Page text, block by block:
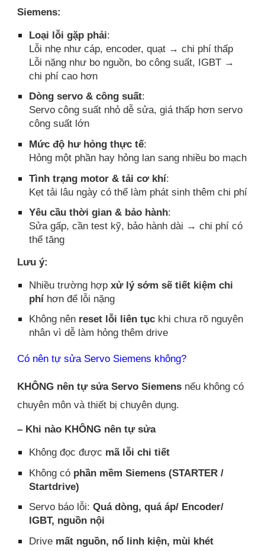
Siemens:
Loại lỗi gặp phải:
Lỗi nhẹ như cáp, encoder, quạt → chi phí thấp
Lỗi nặng như bo nguồn, bo công suất, IGBT →
chi phí cao hơn
Dòng servo & công suất:
Servo công suất nhỏ dễ sửa, giá thấp hơn servo
công suất lớn
Mức độ hư hỏng thực tế:
Hỏng một phần hay hỏng lan sang nhiều bo mạch
Tình trạng motor & tải cơ khí:
Kẹt tải lâu ngày có thể làm phát sinh thêm chi phí
Yêu cầu thời gian & bảo hành:
Sửa gấp, cần test kỹ, bảo hành dài → chi phí có
thể tăng
Lưu ý:
Nhiều trường hợpxử lý sớm sẽ tiết kiệm chi
phí hơn để lỗi nặng
Không nên reset lỗi liên tục khi chưa rõ nguyên
nhân vì dễ làm hỏng thêm drive
Có nên tự sửa Servo Siemens không?
KHÔNG nên tự sửa Servo Siemens nếu không có
chuyên môn và thiết bị chuyên dụng.
– Khi nào KHÔNG nên tự sửa
Không đọc được mã lỗi chi tiết
Không có phần mềm Siemens (STARTER /
Startdrive)
Servo báo lỗi:Quá dòng, quá áp/ Encoder/
IGBT, nguồn nội
Drive mất nguồn, nổ linh kiện, mùi khét